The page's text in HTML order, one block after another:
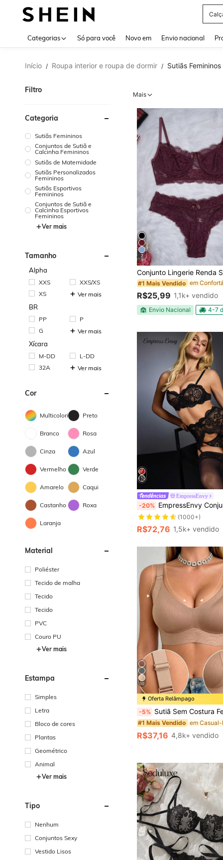
Categorias Só para você Novo em Envio nacional
Início / Roupa interior e roupa de dormir / Sutiãs Femininos
Filtro
Categoria
Sutiãs Femininos
Conjuntos de Sutiã e
Calcinha Femininos
Sutiãs de Maternidade
Sutiãs Personalizados
Femininos
Sutiãs Esportivos
Femininos
Conjuntos de Sutiã e
Calcinha Esportivos
Femininos
Ver mais
Tamanho
Alpha
XXS
XXS/XS
XS
Ver mais
BR
PP
P
G
Ver mais
Xícara
M-DD
L-DD
32A
Ver mais
Cor
Multicolorido Preto
Branco Rosa
Cinza Azul
Vermelho Verde
Amarelo Caqui
Castanho Roxa
Laranja
Material
Poliéster
Tecido de malha
Tecido
Tecido
PVC
Couro PU
Ver mais
Estampa
Simples
Letra
Bloco de cores
Plantas
Geométrico
Animal
Ver mais
Tipo
Nenhum
Conjuntos Sexy
Vestido Lisos
Mais
7
#1 Mais Vendido
(1000+)
#1 Mais Vendido
(1000+)
#1 Mais Vendido
(1000+)
#1 Mais Vendido
(1000+)
R$25,99 1,1k+ vendido
Envio Nacional 4-7
EmpressEnvy
-20% EmpressEnvy Conjunto de Lingerie Casual Sexy com Alças de Espaguete em Contraste
(1000+)
R$72,76 1,5k+ vendido
10
Oferta Relâmpago
-5% Sutiã Sem Costura Feminino - Alças Ajustáveis, Suporte Sem Arame, Adequado para Uso Diário, Tecido Super Macio e Respirável, Roupa de
#1 Mais Vendido
R$37,16 4,8k+ vendido